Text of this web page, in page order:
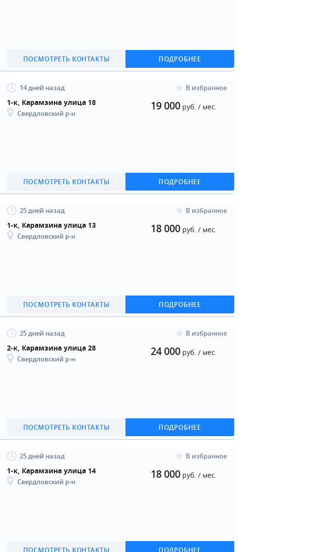
ПОДРОБНЕЕ
ПОСМОТРЕТЬ КОНТАКТЫ
В избранное
14 дней назад
19 000 руб. / мес.
1-к, Карамзина улица 18
Свердловский р-н
ПОДРОБНЕЕ
ПОСМОТРЕТЬ КОНТАКТЫ
В избранное
25 дней назад
18 000 руб. / мес.
1-к, Карамзина улица 13
Свердловский р-н
ПОДРОБНЕЕ
ПОСМОТРЕТЬ КОНТАКТЫ
В избранное
25 дней назад
24 000 руб. / мес.
2-к, Карамзина улица 28
Свердловский р-н
ПОДРОБНЕЕ
ПОСМОТРЕТЬ КОНТАКТЫ
В избранное
25 дней назад
18 000 руб. / мес.
1-к, Карамзина улица 14
Свердловский р-н
ПОДРОБНЕЕ
ПОСМОТРЕТЬ КОНТАКТЫ